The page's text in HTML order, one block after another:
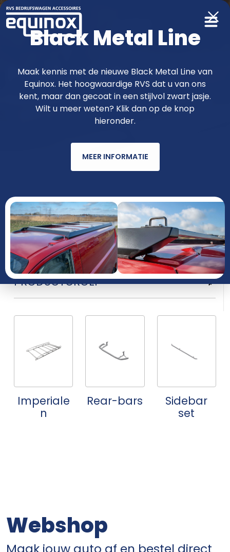
Producten
functioneler & fraaier met RVS van
Equinox
MODEL
JAAR
PRODUCTGROEP
Imperiale
n
Rear-bars
Sidebar
set
Webshop
Black Metal Line
Maak kennis met de nieuwe Black Metal Line van
Equinox. Het hoogwaardige RVS dat u van ons
kent, maar dan gecoat in een stijlvol zwart jasje.
Wilt u meer weten? Klik dan op de knop
hieronder.
MEER INFORMATIE